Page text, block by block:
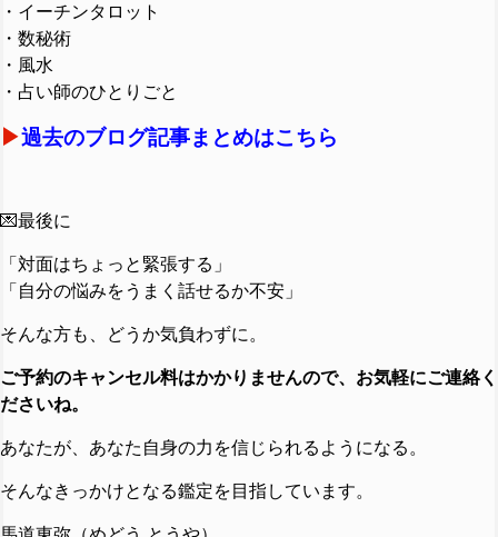
・イーチンタロット
・数秘術
・風水
・占い師のひとりごと
▶︎過去のブログ記事まとめはこちら
💌最後に
「対面はちょっと緊張する」
「自分の悩みをうまく話せるか不安」
そんな方も、どうか気負わずに。
ご予約のキャンセル料はかかりませんので、お気軽にご連絡く
ださいね。
あなたが、あなた自身の力を信じられるようになる。
そんなきっかけとなる鑑定を目指しています。